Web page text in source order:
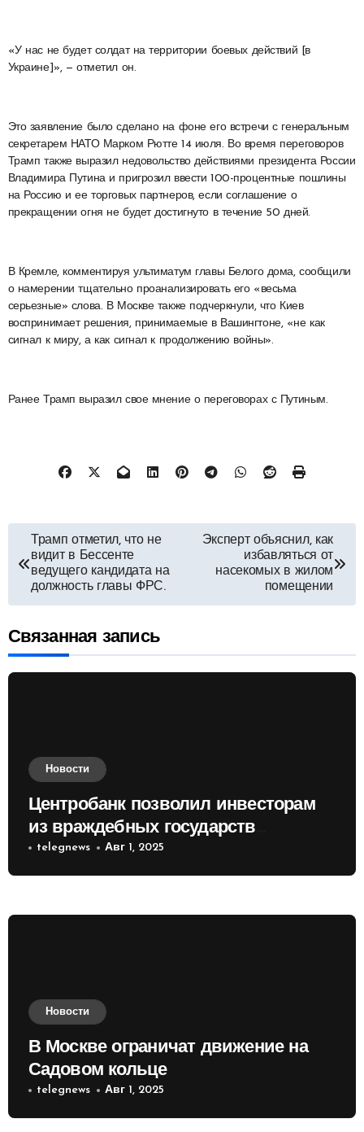
«У нас не будет солдат на территории боевых действий [в
Украине]», — отметил он.
Это заявление было сделано на фоне его встречи с генеральным
секретарем НАТО Марком Рютте 14 июля. Во время переговоров
Трамп также выразил недовольство действиями президента России
Владимира Путина и пригрозил ввести 100-процентные пошлины
на Россию и ее торговых партнеров, если соглашение о
прекращении огня не будет достигнуто в течение 50 дней.
В Кремле, комментируя ультиматум главы Белого дома, сообщили
о намерении тщательно проанализировать его «весьма
серьезные» слова. В Москве также подчеркнули, что Киев
воспринимает решения, принимаемые в Вашингтоне, «не как
сигнал к миру, а как сигнал к продолжению войны».
Ранее Трамп выразил свое мнение о переговорах с Путиным.
Навигация
по
записям
Трамп отметил, что не
видит в Бессенте
ведущего кандидата на
должность главы ФРС.
Эксперт объяснил, как
избавляться от
насекомых в жилом
помещении
Связанная запись
Новости
Центробанк позволил инвесторам
из враждебных государств
приобретать валюту
telegnews Авг 1, 2025
Новости
В Москве ограничат движение на
Садовом кольце
telegnews Авг 1, 2025